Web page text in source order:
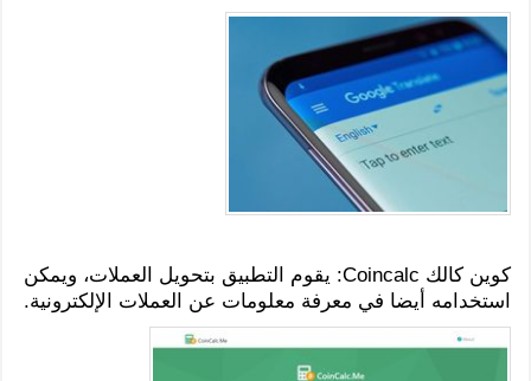
كوين كالك Coincalc: يقوم التطبيق بتحويل العملات، ويمكن
استخدامه أيضا في معرفة معلومات عن العملات الإلكترونية.